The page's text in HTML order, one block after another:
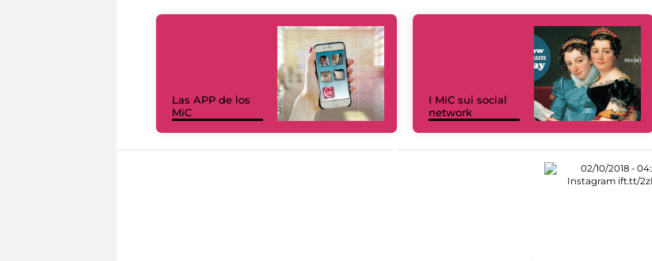
Las APP de los
MiC
I MiC sui social
network